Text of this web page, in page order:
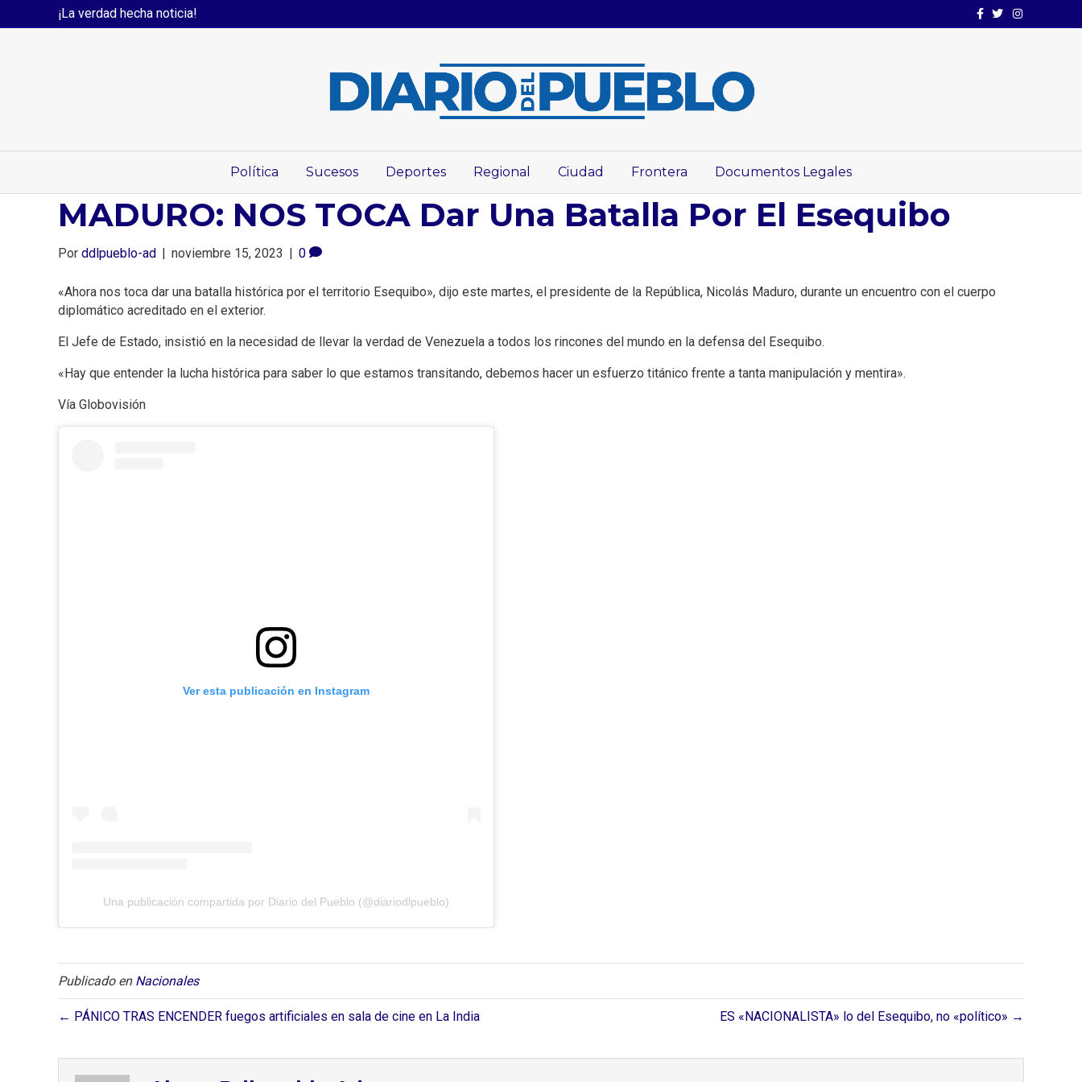
¡La verdad hecha noticia! Facebook
TwitterInstagram
Política Sucesos Deportes Regional Ciudad Frontera Documentos Legales
MADURO: NOS TOCA Dar Una Batalla Por El Esequibo
Por ddlpueblo-ad | noviembre 15, 2023 | 0
«Ahora nos toca dar una batalla histórica por el territorio Esequibo», dijo este martes, el presidente de la República, Nicolás Maduro, durante un encuentro con el cuerpo
diplomático acreditado en el exterior.
El Jefe de Estado, insistió en la necesidad de llevar la verdad de Venezuela a todos los rincones del mundo en la defensa del Esequibo.
«Hay que entender la lucha histórica para saber lo que estamos transitando, debemos hacer un esfuerzo titánico frente a tanta manipulación y mentira».
Vía Globovisión
Ver esta publicación en Instagram
Una publicación compartida por Diario del Pueblo (@diariodlpueblo)
Publicado en Nacionales
← PÁNICO TRAS ENCENDER fuegos artificiales en sala de cine en La India ES «NACIONALISTA» lo del Esequibo, no «político» →